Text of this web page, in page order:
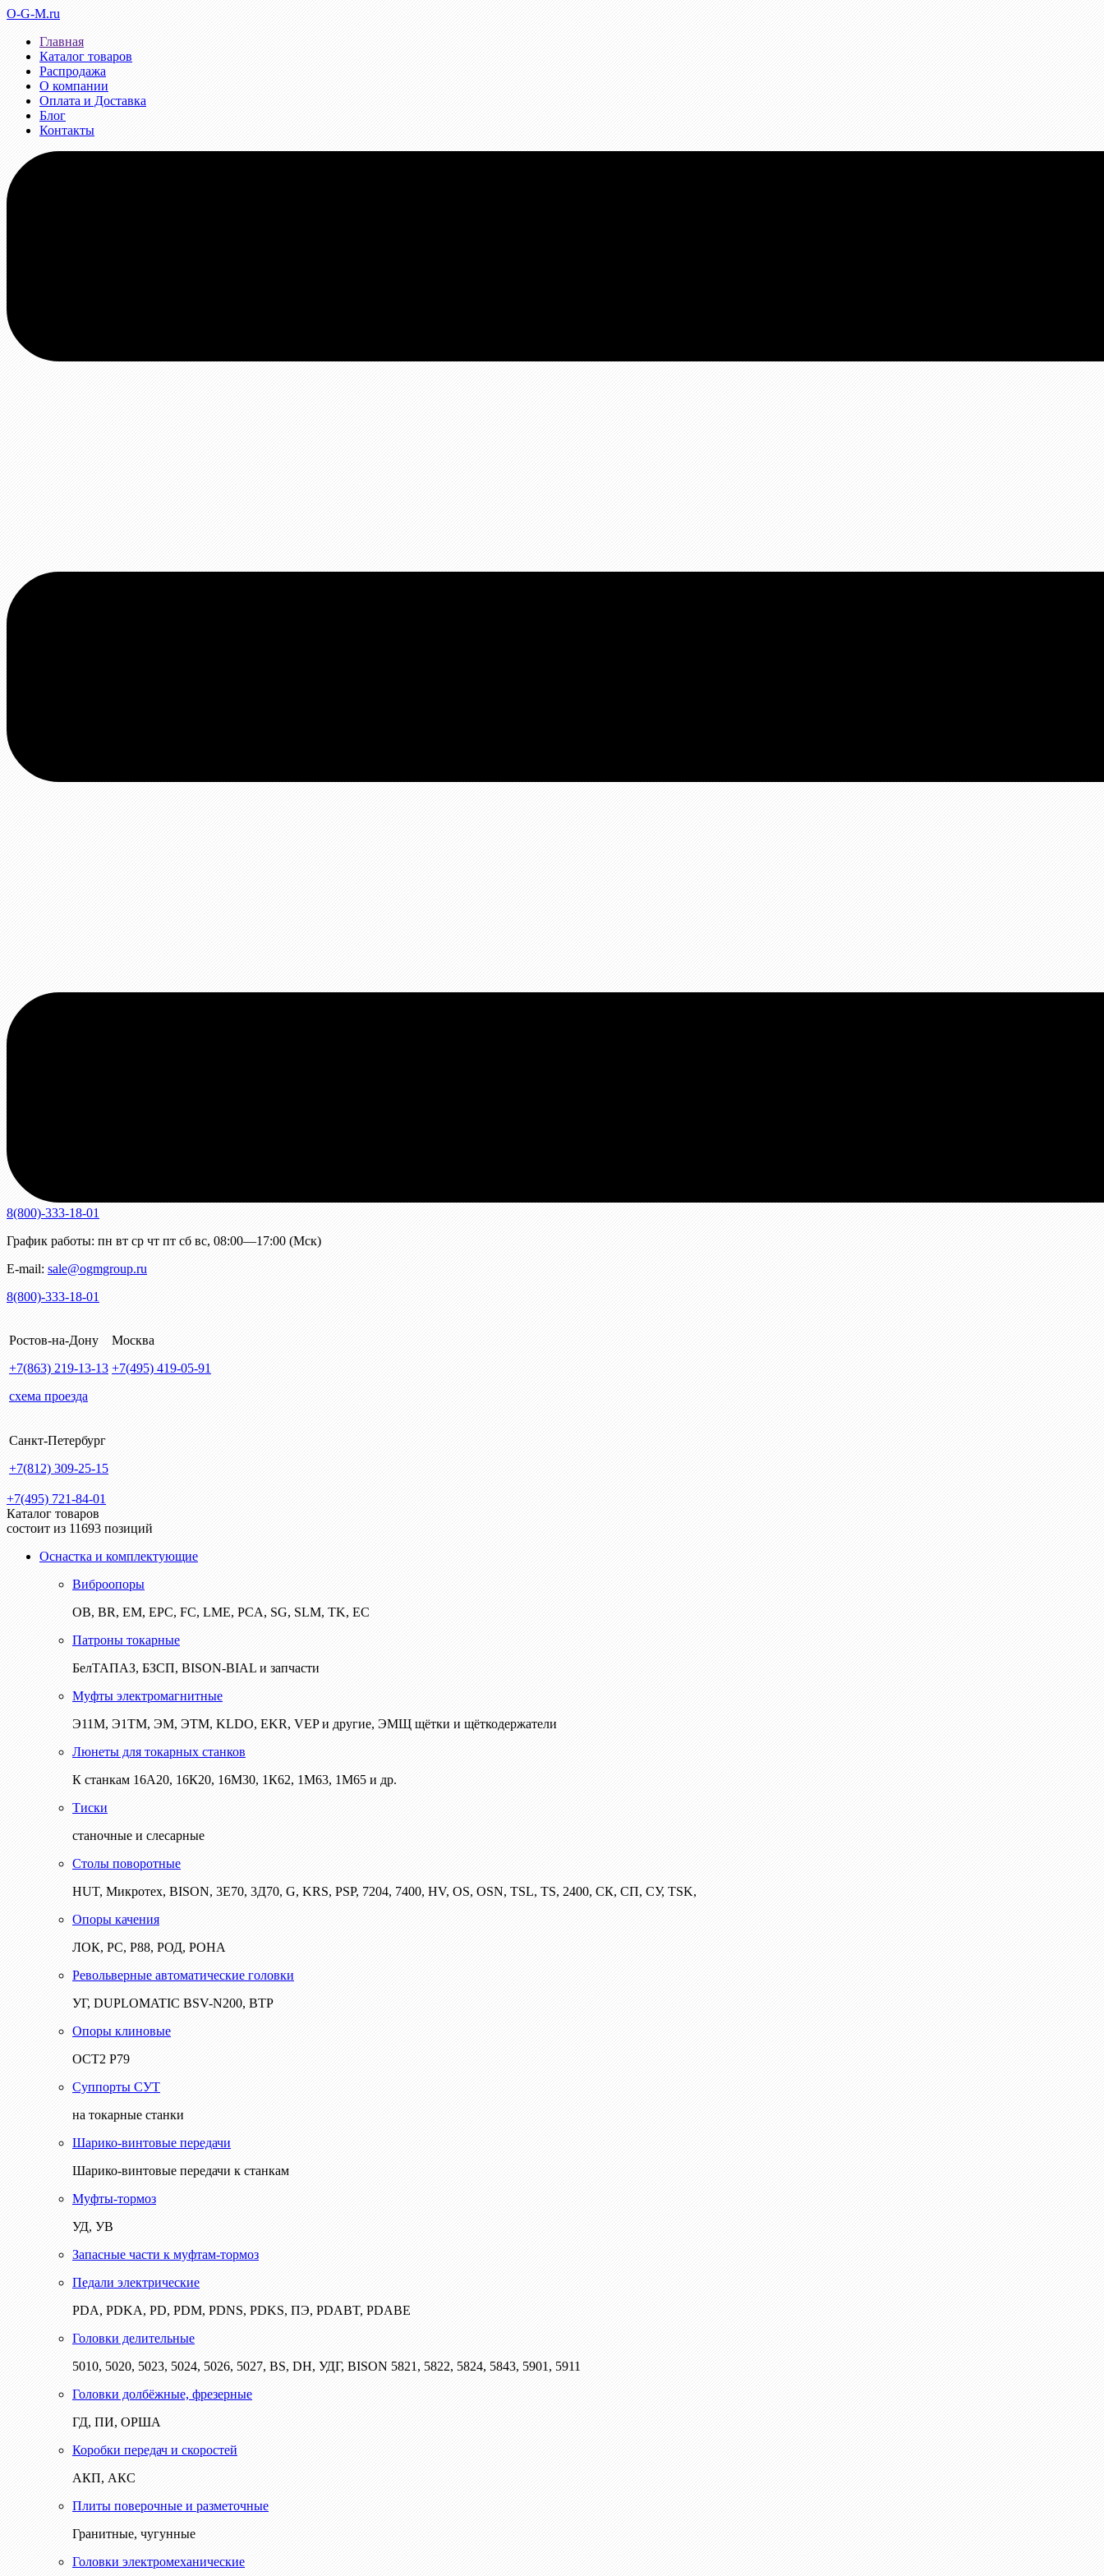
O-G-M.ru
Главная
Каталог товаров
Распродажа
О компании
Оплата и Доставка
Блог
Контакты
8(800)-333-18-01
График работы: пн вт ср чт пт сб вс, 08:00—17:00 (Мск)
E-mail: sale@ogmgroup.ru
8(800)-333-18-01
Ростов-на-Дону
+7(863) 219-13-13
схема проезда
Москва
+7(495) 419-05-91
Санкт-Петербург
+7(812) 309-25-15
+7(495) 721-84-01
Каталог товаров
состоит из 11693 позиций
Оснастка и комплектующие
Виброопоры
ОВ, BR, EM, EPC, FC, LME, PCA, SG, SLM, TK, EC
Патроны токарные
БелТАПАЗ, БЗСП, BISON-BIAL и запчасти
Муфты электромагнитные
Э11М, Э1ТМ, ЭМ, ЭТМ, KLDO, EKR, VEP и другие, ЭМЩ щётки и щёткодержатели
Люнеты для токарных станков
К станкам 16А20, 16К20, 16М30, 1К62, 1М63, 1М65 и др.
Тиски
станочные и слесарные
Столы поворотные
HUT, Микротех, BISON, 3Е70, 3Д70, G, KRS, PSP, 7204, 7400, HV, OS, OSN, TSL, TS, 2400, СК, СП, СУ, TSK,
Опоры качения
ЛОК, РС, Р88, РОД, РОНА
Револьверные автоматические головки
УГ, DUPLOMATIC BSV-N200, ВТР
Опоры клиновые
ОСТ2 Р79
Суппорты СУТ
на токарные станки
Шарико-винтовые передачи
Шарико-винтовые передачи к станкам
Муфты-тормоз
УД, УВ
Запасные части к муфтам-тормоз
Педали электрические
PDA, PDKA, PD, PDM, PDNS, PDKS, ПЭ, PDABT, PDABE
Головки делительные
5010, 5020, 5023, 5024, 5026, 5027, BS, DH, УДГ, BISON 5821, 5822, 5824, 5843, 5901, 5911
Головки долбёжные, фрезерные
ГД, ПИ, ОРША
Коробки передач и скоростей
АКП, АКС
Плиты поверочные и разметочные
Гранитные, чугунные
Головки электромеханические